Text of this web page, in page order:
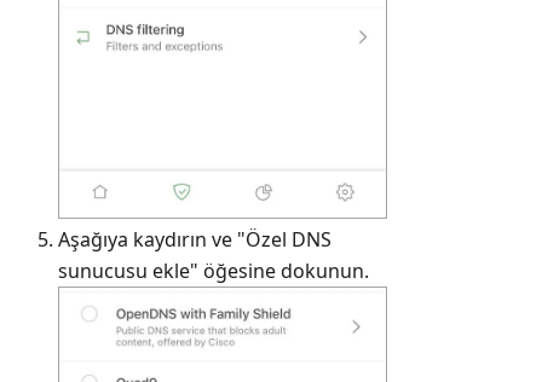
Aşağıya kaydırın ve "Özel DNS
sunucusu ekle" öğesine dokunun.